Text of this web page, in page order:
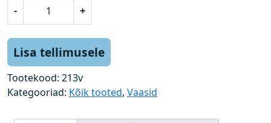
-
(
m
a
+
Lisa tellimusele
Tootekood: 213v
Kategooriad: Kõik tooted, Vaasid